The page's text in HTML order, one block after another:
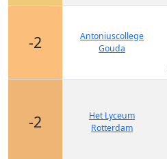
-2
Antoniuscollege
Gouda
-2
Het Lyceum
Rotterdam